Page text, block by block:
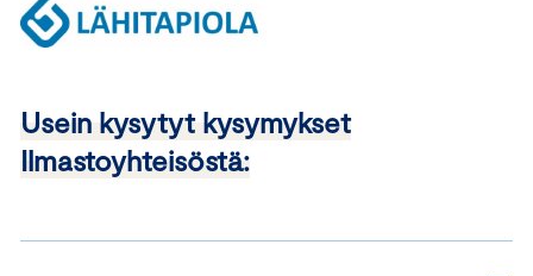
Usein kysytyt kysymykset
Ilmastoyhteisöstä: